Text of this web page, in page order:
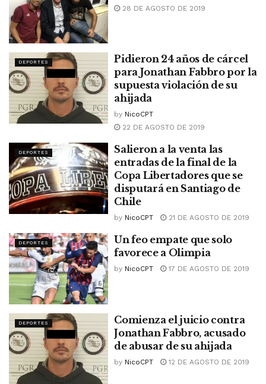
28 DE AGOSTO DE 2019
DEPORTES
Pidieron 24 años de cárcel
para Jonathan Fabbro por la
supuesta violación de su
ahijada
by NicoCPT
22 DE AGOSTO DE 2019
DEPORTES
Salieron a la venta las
entradas de la final de la
Copa Libertadores que se
disputará en Santiago de
Chile
by NicoCPT 21 DE AGOSTO DE 2019
DEPORTES
Un feo empate que solo
favorece a Olimpia
by NicoCPT 17 DE AGOSTO DE 2019
DEPORTES
Comienza el juicio contra
Jonathan Fabbro, acusado
de abusar de su ahijada
by NicoCPT 12 DE AGOSTO DE 2019